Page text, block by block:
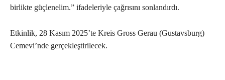
birlikte güçlenelim.” ifadeleriyle çağrısını sonlandırdı.
Etkinlik, 28 Kasım 2025’te Kreis Gross Gerau (Gustavsburg)
Cemevi’nde gerçekleştirilecek.